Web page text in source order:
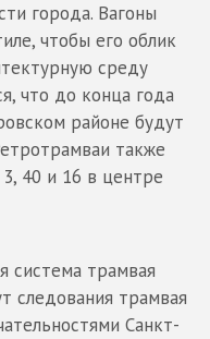
города. Вагоны
чтобы его облик
среду
что до конца года
районе будут
также
40 и 16 в центре
система трамвая
следования трамвая
Санкт-